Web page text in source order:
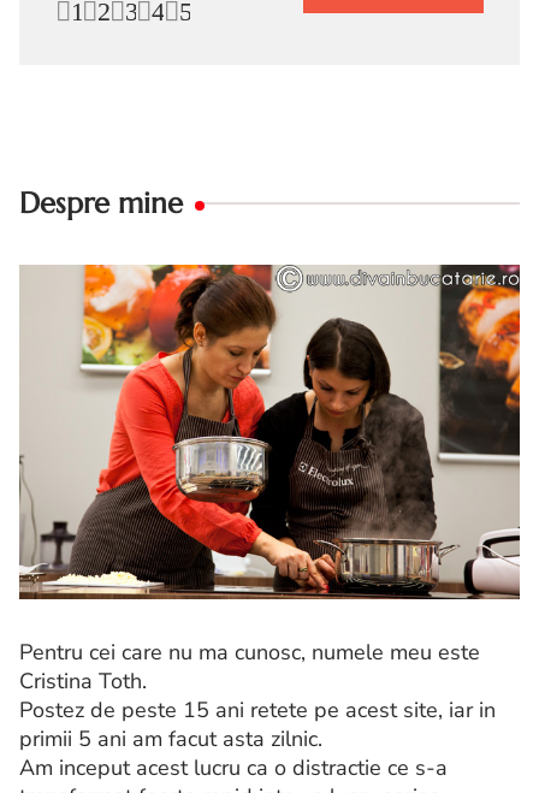
5
4
3
2
1
Despre mine
Pentru cei care nu ma cunosc, numele meu este
Cristina Toth.
Postez de peste 15 ani retete pe acest site, iar in
primii 5 ani am facut asta zilnic.
Am inceput acest lucru ca o distractie ce s-a